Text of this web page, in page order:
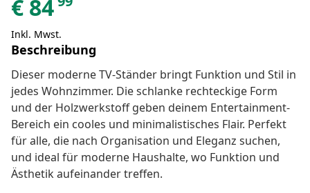
€ 84
Inkl. Mwst.
Beschreibung
Dieser moderne TV-Ständer bringt Funktion und Stil in
jedes Wohnzimmer. Die schlanke rechteckige Form
und der Holzwerkstoff geben deinem Entertainment-
Bereich ein cooles und minimalistisches Flair. Perfekt
für alle, die nach Organisation und Eleganz suchen,
und ideal für moderne Haushalte, wo Funktion und
Ästhetik aufeinander treffen.